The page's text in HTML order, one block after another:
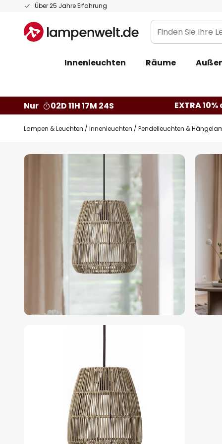
Über 25 Jahre Erfahrung
Zum
springen
Finden
Sie
Leuchte...
Innenleuchten Räume
Nur
02D 11H 17M 23S EXTRA
Lampen & Leuchten Innenleuchten Pendelleuchten &
Zum